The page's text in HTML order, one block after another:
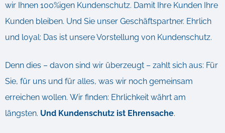
wir Ihnen 100%igen Kundenschutz. Damit Ihre Kunden Ihre
Kunden bleiben. Und Sie unser Geschäftspartner. Ehrlich
und loyal: Das ist unsere Vorstellung von Kundenschutz.
Denn dies – davon sind wir überzeugt – zahlt sich aus: Für
Sie, für uns und für alles, was wir noch gemeinsam
erreichen wollen. Wir finden: Ehrlichkeit währt am
längsten. Und Kundenschutz ist Ehrensache.